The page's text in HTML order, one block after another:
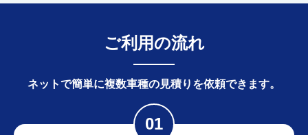
ご利用の流れ
ネットで簡単に複数車種の見積りを依頼できます。